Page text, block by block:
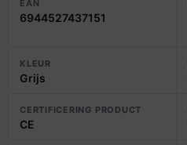
EAN
6944527437151
KLEUR
Grijs
CERTIFICERING PRODUCT
CE